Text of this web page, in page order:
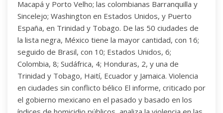
Macapá y Porto Velho; las colombianas Barranquilla y
Sincelejo; Washington en Estados Unidos, y Puerto
España, en Trinidad y Tobago. De las 50 ciudades de
la lista negra, México tiene la mayor cantidad, con 16;
seguido de Brasil, con 10; Estados Unidos, 6;
Colombia, 8; Sudáfrica, 4; Honduras, 2, y una de
Trinidad y Tobago, Haití, Ecuador y Jamaica. Violencia
en ciudades sin conflicto bélico El informe, criticado por
el gobierno mexicano en el pasado y basado en los